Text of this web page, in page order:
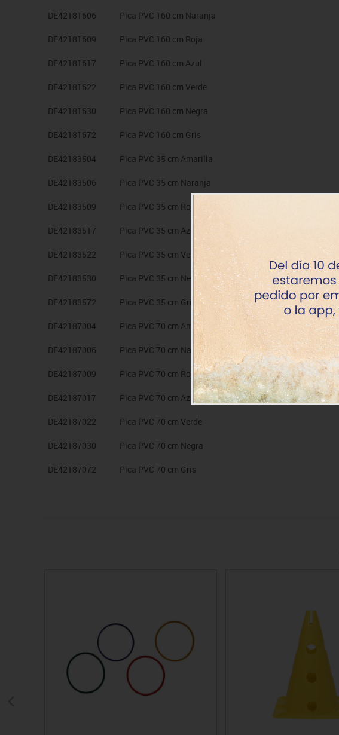
DE42181606 Pica PVC 160 cm Naranja
DE42181609 Pica PVC 160 cm Roja
DE42181617 Pica PVC 160 cm Azul
DE42181622 Pica PVC 160 cm Verde
DE42181630 Pica PVC 160 cm Negra
DE42181672 Pica PVC 160 cm Gris
DE42183504 Pica PVC 35 cm Amarilla
DE42183506 Pica PVC 35 cm Naranja
DE42183509 Pica PVC 35 cm Roja
DE42183517 Pica PVC 35 cm Azul
DE42183522 Pica PVC 35 cm Verde
DE42183530 Pica PVC 35 cm Negra
DE42183572 Pica PVC 35 cm Gris
DE42187004 Pica PVC 70 cm Amarilla
DE42187006 Pica PVC 70 cm Naranja
DE42187009 Pica PVC 70 cm Roja
DE42187017 Pica PVC 70 cm Azul
DE42187022 Pica PVC 70 cm Verde
DE42187030 Pica PVC 70 cm Negra
DE42187072 Pica PVC 70 cm Gris